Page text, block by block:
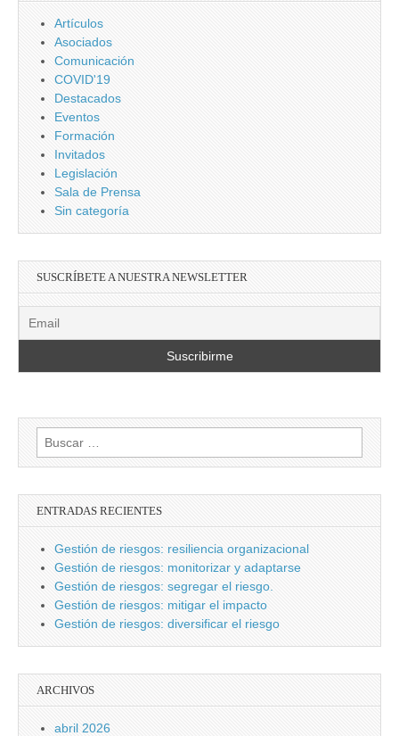
Artículos
Asociados
Comunicación
COVID'19
Destacados
Eventos
Formación
Invitados
Legislación
Sala de Prensa
Sin categoría
SUSCRÍBETE A NUESTRA NEWSLETTER
Buscar:
ENTRADAS RECIENTES
Gestión de riesgos: resiliencia organizacional
Gestión de riesgos: monitorizar y adaptarse
Gestión de riesgos: segregar el riesgo.
Gestión de riesgos: mitigar el impacto
Gestión de riesgos: diversificar el riesgo
ARCHIVOS
abril 2026